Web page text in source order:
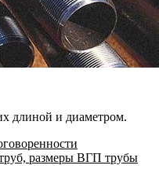
длиной и диаметром.
размеры ВГП трубы